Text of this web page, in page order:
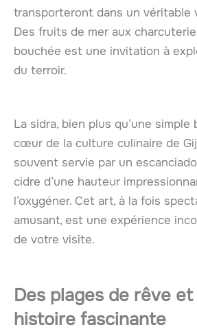
transporteront dans un véritable
Des fruits de mer aux
bouchée est une invitation à
du terroir.
La sidra, bien plus qu’une simple
cœur de la culture culinaire de
souvent servie par un
cidre d’une hauteur
l’oxygéner. Cet art, à la fois
amusant, est une expérience
de votre visite.
Des plages de rêve
histoire fascinante